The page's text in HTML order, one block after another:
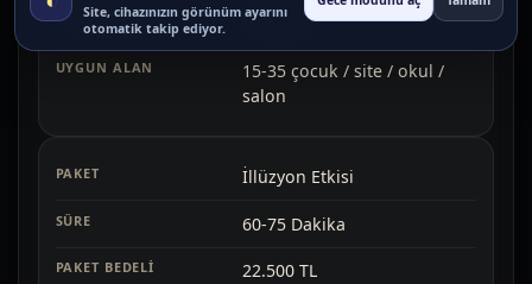
15.000 TL
15-35 çocuk / site / okul /
salon
İllüzyon Etkisi
60-75 Dakika
22.500 TL
Site, cihazınızın görünüm ayarını
otomatik takip ediyor.